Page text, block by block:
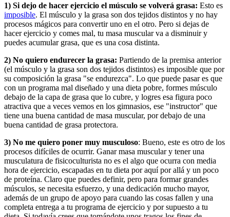
1) Si dejo de hacer ejercicio el músculo se volverá grasa: Esto es
imposible. El músculo y la grasa son dos tejidos distintos y no hay
procesos mágicos para convertir uno en el otro. Pero si dejas de
hacer ejercicio y comes mal, tu masa muscular va a disminuir y
puedes acumular grasa, que es una cosa distinta.
2) No quiero endurecer la grasa: Partiendo de la premisa anterior
(el músculo y la grasa son dos tejidos distintos) es imposible que por
su composición la grasa "se endurezca". Lo que puede pasar es que
con un programa mal diseñado y una dieta pobre, formes músculo
debajo de la capa de grasa que lo cubre, y logres esa figura poco
atractiva que a veces vemos en los gimnasios, ese "instructor" que
tiene una buena cantidad de masa muscular, por debajo de una
buena cantidad de grasa protectora.
3) No me quiero poner muy musculoso: Bueno, este es otro de los
procesos difíciles de ocurrir. Ganar masa muscular y tener una
musculatura de fisicoculturista no es el algo que ocurra con media
hora de ejercicio, escapadas en tu dieta por aquí por allá y un poco
de proteína. Claro que puedes definir, pero para formar grandes
músculos, se necesita esfuerzo, y una dedicación mucho mayor,
además de un grupo de apoyo para cuando las cosas fallen y una
completa entrega a tu programa de ejercicio y por supuesto a tu